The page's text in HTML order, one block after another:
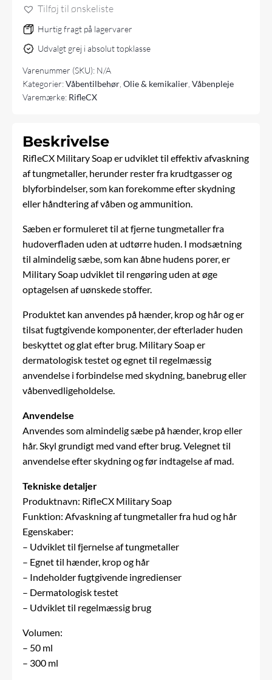
Tilføj til ønskeliste
Hurtig fragt på lagervarer
Udvalgt grej i absolut topklasse
Varenummer (SKU): N/A
Kategorier:Våbentilbehør ,Olie & kemikalier ,Våbenpleje
Varemærke: RifleCX
Beskrivelse
RifleCX Military Soap er udviklet til effektiv afvaskning
af tungmetaller, herunder rester fra krudtgasser og
blyforbindelser, som kan forekomme efter skydning
eller håndtering afvåben og ammunition.
Sæben er formuleret til at fjerne tungmetaller fra
hudoverfladen uden at udtørre huden. I modsætning
til almindelig sæbe, som kan åbne hudens porer, er
Military Soap udviklet til rengøring uden at øge
optagelsen af uønskede stoffer.
Produktet kan anvendes på hænder, krop og hår og er
tilsat fugtgivende komponenter, der efterlader huden
beskyttet og glat efter brug. Military Soap er
dermatologisk testet og egnet til regelmæssig
anvendelse i forbindelse med skydning, banebrug eller
våbenvedligeholdelse.
Anvendelse
Anvendes som almindelig sæbe på hænder, krop eller
hår. Skyl grundigt med vand efter brug. Velegnet til
anvendelse efter skydning og før indtagelse af mad.
Tekniske detaljer
Produktnavn: RifleCX Military Soap
Funktion: Afvaskning af tungmetaller fra hud og hår
Egenskaber:
– Udviklet til fjernelse af tungmetaller
– Egnet til hænder, krop og hår
– Indeholder fugtgivende ingredienser
– Dermatologisk testet
– Udviklet til regelmæssig brug
Volumen:
– 50 ml
– 300 ml